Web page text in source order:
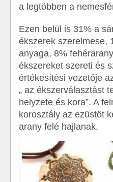
a legtöbben a
Ezen belül is 31% a
ékszerek szerelmese,
anyaga, 8%
ékszereket szereti és
értékesítési vezetője
„ az ékszerválasztást
helyzete és kora”. A
korosztály az ezüstöt
arany felé hajlanak.